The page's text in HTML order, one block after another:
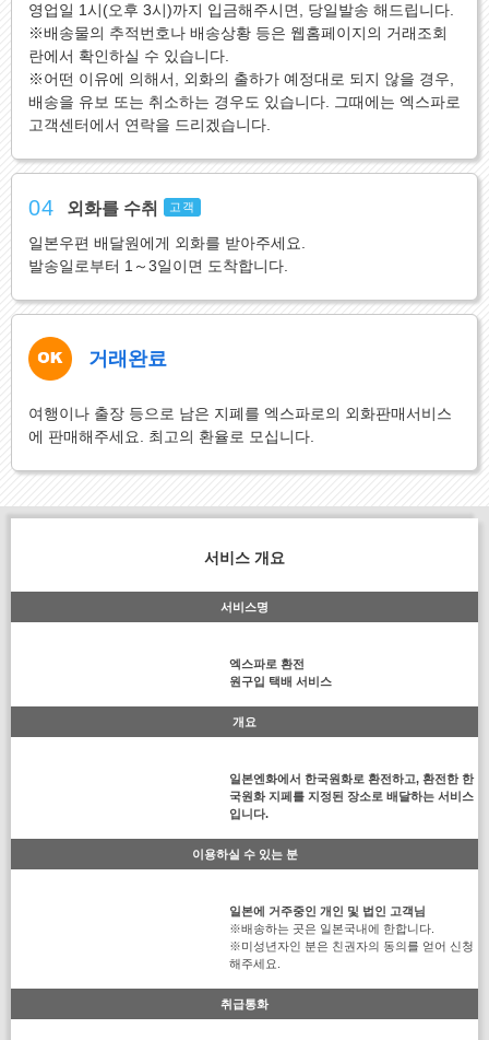
영업일 1시(오후 3시)까지 입금해주시면, 당일발송 해드립니다.
※배송물의 추적번호나 배송상황 등은 웹홈페이지의 거래조회
란에서 확인하실 수 있습니다.
※어떤 이유에 의해서, 외화의 출하가 예정대로 되지 않을 경우,
배송을 유보 또는 취소하는 경우도 있습니다. 그때에는 엑스파로
고객센터에서 연락을 드리겠습니다.
04 외화를 수취 고객
일본우편 배달원에게 외화를 받아주세요.
발송일로부터 1～3일이면 도착합니다.
거래완료
여행이나 출장 등으로 남은 지폐를 엑스파로의 외화판매서비스
에 판매해주세요. 최고의 환율로 모십니다.
서비스 개요
서비스명
엑스파로 환전
원구입 택배 서비스
개요
일본엔화에서 한국원화로 환전하고, 환전한 한
국원화 지페를 지정된 장소로 배달하는 서비스
입니다.
이용하실 수 있는 분
일본에 거주중인 개인 및 법인 고객님
※배송하는 곳은 일본국내에 한합니다.
※미성년자인 분은 친권자의 동의를 얻어 신청
해주세요.
취급통화